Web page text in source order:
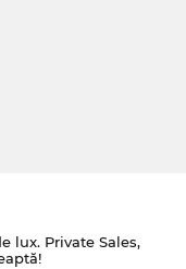
lux. Private Sales,